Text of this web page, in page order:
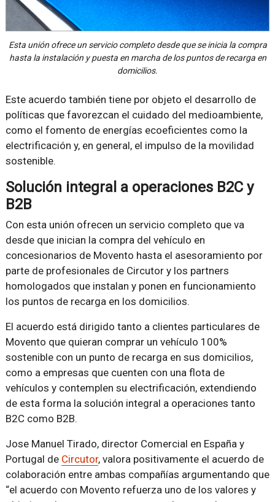
Esta unión ofrece un servicio completo desde que se inicia la compra
hasta la instalación y puesta en marcha de los puntos de recarga en
domicilios.
Este acuerdo también tiene por objeto el desarrollo de
políticas que favorezcan el cuidado del medioambiente,
como el fomento de energías ecoeficientes como la
electrificación y, en general, el impulso de la movilidad
sostenible.
Solución integral a operaciones B2C y
B2B
Con esta unión ofrecen un servicio completo que va
desde que inician la compra del vehículo en
concesionarios de Movento hasta el asesoramiento por
parte de profesionales de Circutor y los partners
homologados que instalan y ponen en funcionamiento
los puntos de recarga en los domicilios.
El acuerdo está dirigido tanto a clientes particulares de
Movento que quieran comprar un vehículo 100%
sostenible con un punto de recarga en sus domicilios,
como a empresas que cuenten con una flota de
vehículos y contemplen su electrificación, extendiendo
de esta forma la solución integral a operaciones tanto
B2C como B2B.
Jose Manuel Tirado, director Comercial en España y
Portugal de Circutor, valora positivamente el acuerdo de
colaboración entre ambas compañías argumentando que
“el acuerdo con Movento refuerza uno de los valores y